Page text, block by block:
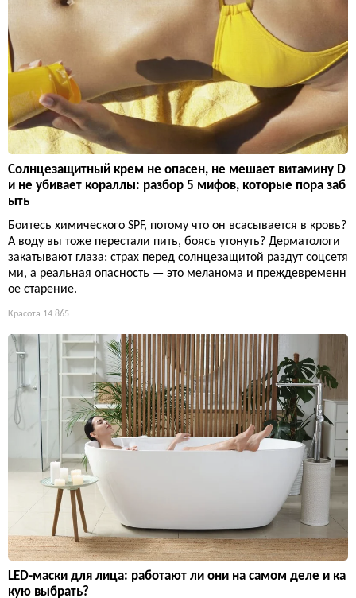
Солнцезащитный крем не опасен, не мешает витамину D
и не убивает кораллы: разбор 5 мифов, которые пора заб
ыть
Боитесь химического SPF, потому что он всасывается в кровь?
А воду вы тоже перестали пить, боясь утонуть? Дерматологи
закатывают глаза: страх перед солнцезащитой раздут соцсетя
ми, а реальная опасность — это меланома и преждевременн
ое старение.
Красота 14 865
LED-маски для лица: работают ли они на самом деле и ка
кую выбрать?